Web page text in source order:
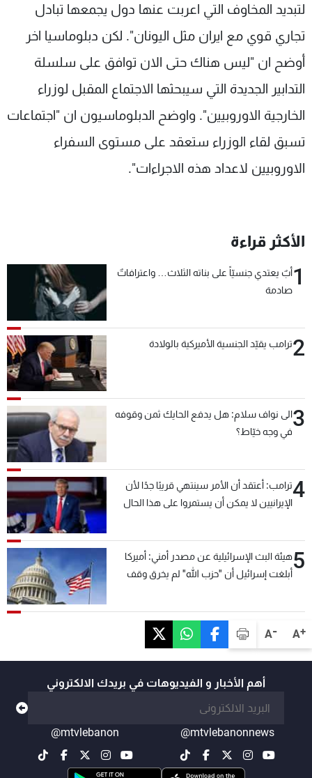
A+
A-
لتبديد المخاوف التي اعربت عنها دول يجمعها تبادل
تجاري قوي مع ايران مثل اليونان". لكن دبلوماسيا اخر
أوضح ان "ليس هناك حتى الان توافق على سلسلة
التدابير الجديدة التي سيبحثها الاجتماع المقبل لوزراء
الخارجية الاوروبيين". واوضح الدبلوماسيون ان "اجتماعات
تسبق لقاء الوزراء ستعقد على مستوى السفراء
الاوروبيين لاعداد هذه الاجراءات".
الأكثر قراءة
1أبٌ يعتدي جنسيّاً على بناته الثلاث… واعترافاتٌ
صادمة
2ترامب يقيّد الجنسية الأميركية بالولادة
3الى نواف سلام: هل يدفع الحايك ثمن وقوفه
في وجه خيّاط؟
4ترامب: أعتقد أن الأمر سينتهي قريبًا جدًا لأن
الإيرانيين لا يمكن أن يستمروا على هذا الحال
5هيئة البث الإسرائيلية عن مصدر أمني: أميركا
أبلغت إسرائيل أن "حزب الله" لم يخرق وقف
أهم الأخبار و الفيديوهات في بريدك الالكتروني
@mtvlebanonnews
@mtvlebanon